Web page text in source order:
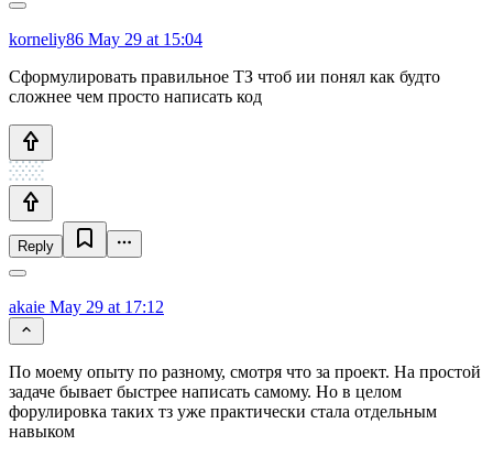
korneliy86 May 29 at 15:04
Сформулировать правильное ТЗ чтоб ии понял как будто
сложнее чем просто написать код
Reply
akaie May 29 at 17:12
По моему опыту по разному, смотря что за проект. На простой
задаче бывает быстрее написать самому. Но в целом
форулировка таких тз уже практически стала отдельным
навыком